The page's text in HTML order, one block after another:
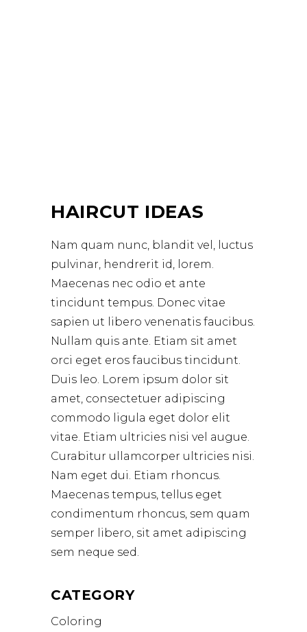
HAIRCUT IDEAS
Nam quam nunc, blandit vel, luctus
pulvinar, hendrerit id, lorem.
Maecenas nec odio et ante
tincidunt tempus. Donec vitae
sapien ut libero venenatis faucibus.
Nullam quis ante. Etiam sit amet
orci eget eros faucibus tincidunt.
Duis leo. Lorem ipsum dolor sit
amet, consectetuer adipiscing
commodo ligula eget dolor elit
vitae. Etiam ultricies nisi vel augue.
Curabitur ullamcorper ultricies nisi.
Nam eget dui. Etiam rhoncus.
Maecenas tempus, tellus eget
condimentum rhoncus, sem quam
semper libero, sit amet adipiscing
sem neque sed.
CATEGORY
Coloring